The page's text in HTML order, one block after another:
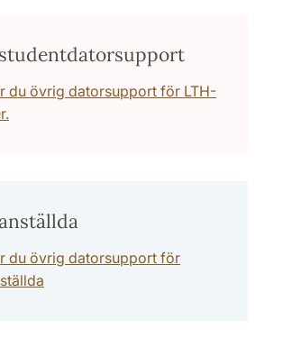
du övrig datorsupport för LTH-
du övrig datorsupport för